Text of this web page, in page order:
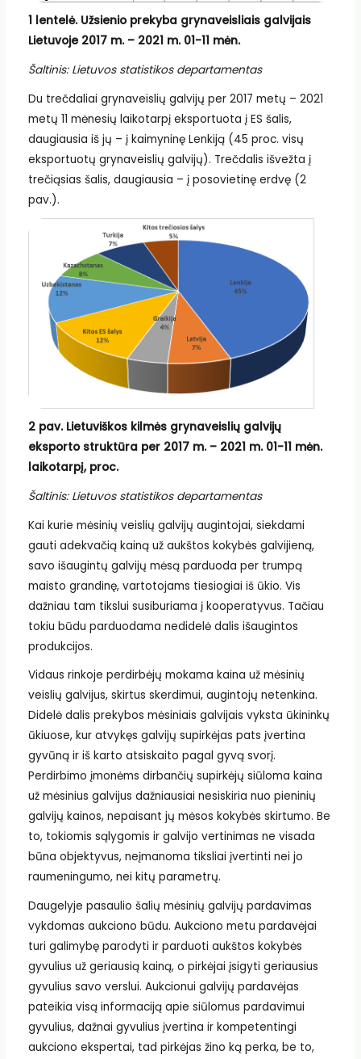
1 lentelė. Užsienio prekyba grynaveisliais galvijais
Lietuvoje 2017 m. – 2021 m. 01-11 mėn.
Šaltinis: Lietuvos statistikos departamentas
Du trečdaliai grynaveislių galvijų per 2017 metų – 2021
metų 11 mėnesių laikotarpį eksportuota į ES šalis,
daugiausia iš jų – į kaimyninę Lenkiją (45 proc. visų
eksportuotų grynaveislių galvijų). Trečdalis išvežta į
trečiąsias šalis, daugiausia – į posovietinę erdvę (2
pav.).
2 pav. Lietuviškos kilmės grynaveislių galvijų
eksporto struktūra per 2017 m. – 2021 m. 01-11 mėn.
laikotarpį, proc.
Šaltinis: Lietuvos statistikos departamentas
Kai kurie mėsinių veislių galvijų augintojai, siekdami
gauti adekvačią kainą už aukštos kokybės galvijieną,
savo išaugintų galvijų mėsą parduoda per trumpą
maisto grandinę, vartotojams tiesiogiai iš ūkio. Vis
dažniau tam tikslui susiburiama į kooperatyvus. Tačiau
tokiu būdu parduodama nedidelė dalis išaugintos
produkcijos.
Vidaus rinkoje perdirbėjų mokama kaina už mėsinių
veislių galvijus, skirtus skerdimui, augintojų netenkina.
Didelė dalis prekybos mėsiniais galvijais vyksta ūkininkų
ūkiuose, kur atvykęs galvijų supirkėjas pats įvertina
gyvūną ir iš karto atsiskaito pagal gyvą svorį.
Perdirbimo įmonėms dirbančių supirkėjų siūloma kaina
už mėsinius galvijus dažniausiai nesiskiria nuo pieninių
galvijų kainos, nepaisant jų mėsos kokybės skirtumo. Be
to, tokiomis sąlygomis ir galvijo vertinimas ne visada
būna objektyvus, neįmanoma tiksliai įvertinti nei jo
raumeningumo, nei kitų parametrų.
Daugelyje pasaulio šalių mėsinių galvijų pardavimas
vykdomas aukciono būdu. Aukciono metu pardavėjai
turi galimybę parodyti ir parduoti aukštos kokybės
gyvulius už geriausią kainą, o pirkėjai įsigyti geriausius
gyvulius savo verslui. Aukcionui galvijų pardavėjas
pateikia visą informaciją apie siūlomus pardavimui
gyvulius, dažnai gyvulius įvertina ir kompetentingi
aukciono ekspertai, tad pirkėjas žino ką perka, be to,